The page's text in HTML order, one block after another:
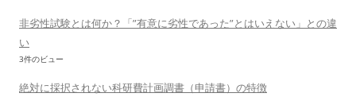
非劣性試験とは何か？「”有意に劣性であった”とはいえない」との違
い
3件のビュー
絶対に採択されない科研費計画調書（申請書）の特徴